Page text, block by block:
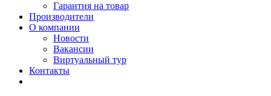
Гарантия на товар
Производители
О компании
Новости
Вакансии
Виртуальный тур
Контакты